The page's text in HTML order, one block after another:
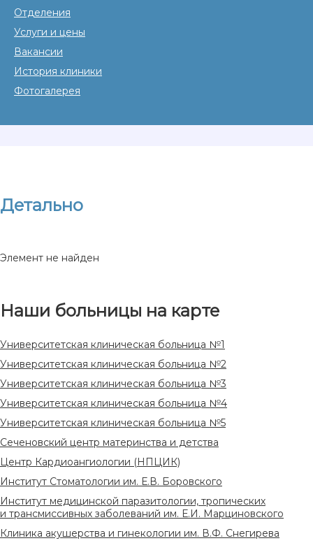
Детально
Элемент не найден
Наши больницы на карте
Университетская клиническая больница №1
Университетская клиническая больница №2
Университетская клиническая больница №3
Университетская клиническая больница №4
Университетская клиническая больница №5
Сеченовский центр материнства и детства
Центр Кардиоангиологии (НПЦИК)
Институт Стоматологии им. Е.В. Боровского
Институт медицинской паразитологии, тропических
и трансмиссивных заболеваний им. Е.И. Марциновского
Клиника акушерства и гинекологии им. В.Ф. Снегирева
Отделения
Услуги и цены
Вакансии
История клиники
Фотогалерея